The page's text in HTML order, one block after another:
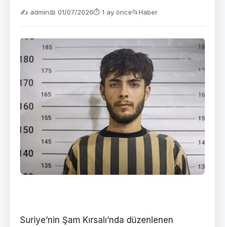
✍️ admin📅 01/07/2026⏱ 1 ay önce📂Haber
Suriye’nin Şam Kırsalı’nda düzenlenen